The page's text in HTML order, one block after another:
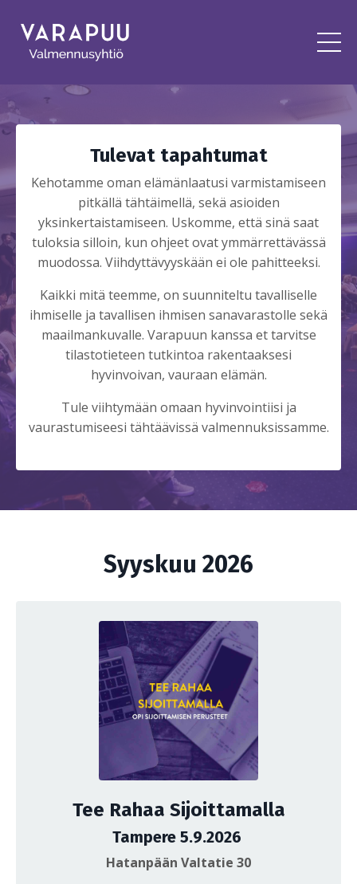
Tulevat tapahtumat
Kehotamme oman elämänlaatusi varmistamiseen
pitkällä tähtäimellä, sekä asioiden
yksinkertaistamiseen. Uskomme, että sinä saat
tuloksia silloin, kun ohjeet ovat ymmärrettävässä
muodossa. Viihdyttävyyskään ei ole pahitteeksi.
Kaikki mitä teemme, on suunniteltu tavalliselle
ihmiselle ja tavallisen ihmisen sanavarastolle sekä
maailmankuvalle. Varapuun kanssa et tarvitse
tilastotieteen tutkintoa rakentaaksesi
hyvinvoivan, vauraan elämän.
Tule viihtymään omaan hyvinvointiisi ja
vaurastumiseesi tähtäävissä valmennuksissamme.
Syyskuu 2026
Tee Rahaa Sijoittamalla
Tampere 5.9.2026
Hatanpään Valtatie 30